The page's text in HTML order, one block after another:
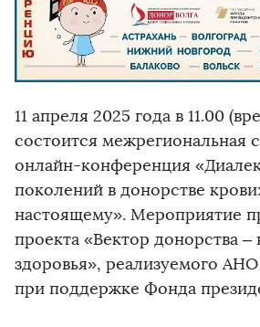
11 апреля 2025 года в 11.00
состоится межрегиональная
онлайн-конференция
поколений в донорстве
настоящему». Мероприятие
проекта «Вектор донорства –
здоровья», реализуемого
при поддержке Фонда